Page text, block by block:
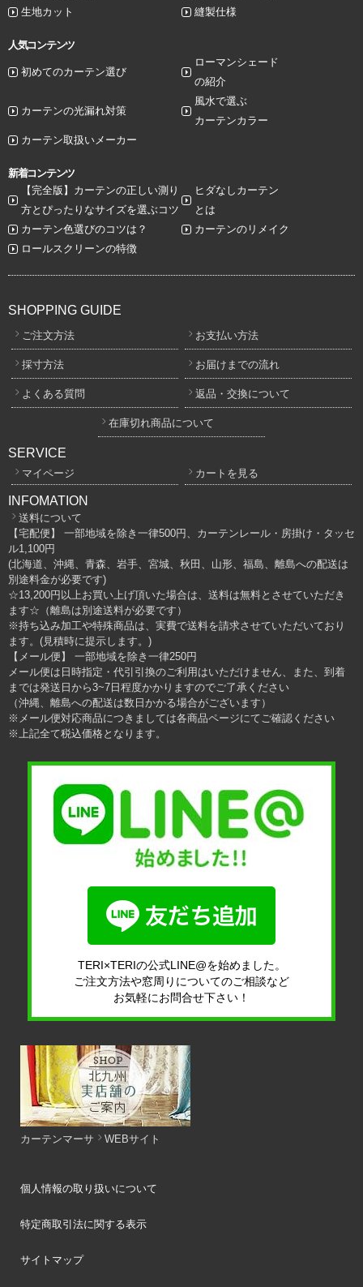
生地カット
縫製仕様
人気コンテンツ
初めてのカーテン選び
ローマンシェード
の紹介
カーテンの光漏れ対策
風水で選ぶ
カーテンカラー
カーテン取扱いメーカー
新着コンテンツ
【完全版】カーテンの正しい測り
方とぴったりなサイズを選ぶコツ
ヒダなしカーテン
とは
カーテン色選びのコツは？
カーテンのリメイク
ロールスクリーンの特徴
SHOPPING GUIDE
ご注文方法 お支払い方法
採寸方法 お届けまでの流れ
よくある質問 返品・交換について
在庫切れ商品について
SERVICE
マイページ カートを見る
INFOMATION
送料について
【宅配便】 一部地域を除き一律500円、カーテンレール・房掛け・タッセ
ル1,100円
(北海道、沖縄、青森、岩手、宮城、秋田、山形、福島、離島への配送は
別途料金が必要です)
☆13,200円以上お買い上げ頂いた場合は、送料は無料とさせていただき
ます☆（離島は別途送料が必要です）
※持ち込み加工や特殊商品は、実費で送料を請求させていただいており
ます。(見積時に提示します。)
【メール便】 一部地域を除き一律250円
メール便は日時指定・代引引換のご利用はいただけません、また、到着
までは発送日から3~7日程度かかりますのでご了承ください
（沖縄、離島への配送は数日かかる場合がございます）
※メール便対応商品につきましては各商品ページにてご確認ください
※上記全て税込価格となります。
TERI×TERIの公式LINE@を始めました。
ご注文方法や窓周りについてのご相談など
お気軽にお問合せ下さい！
カーテンマーサ WEBサイト
個人情報の取り扱いについて
特定商取引法に関する表示
サイトマップ